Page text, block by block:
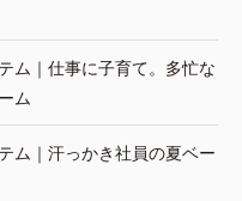
ム｜仕事に子育て。多忙な
ム
ム｜汗っかき社員の夏ベー